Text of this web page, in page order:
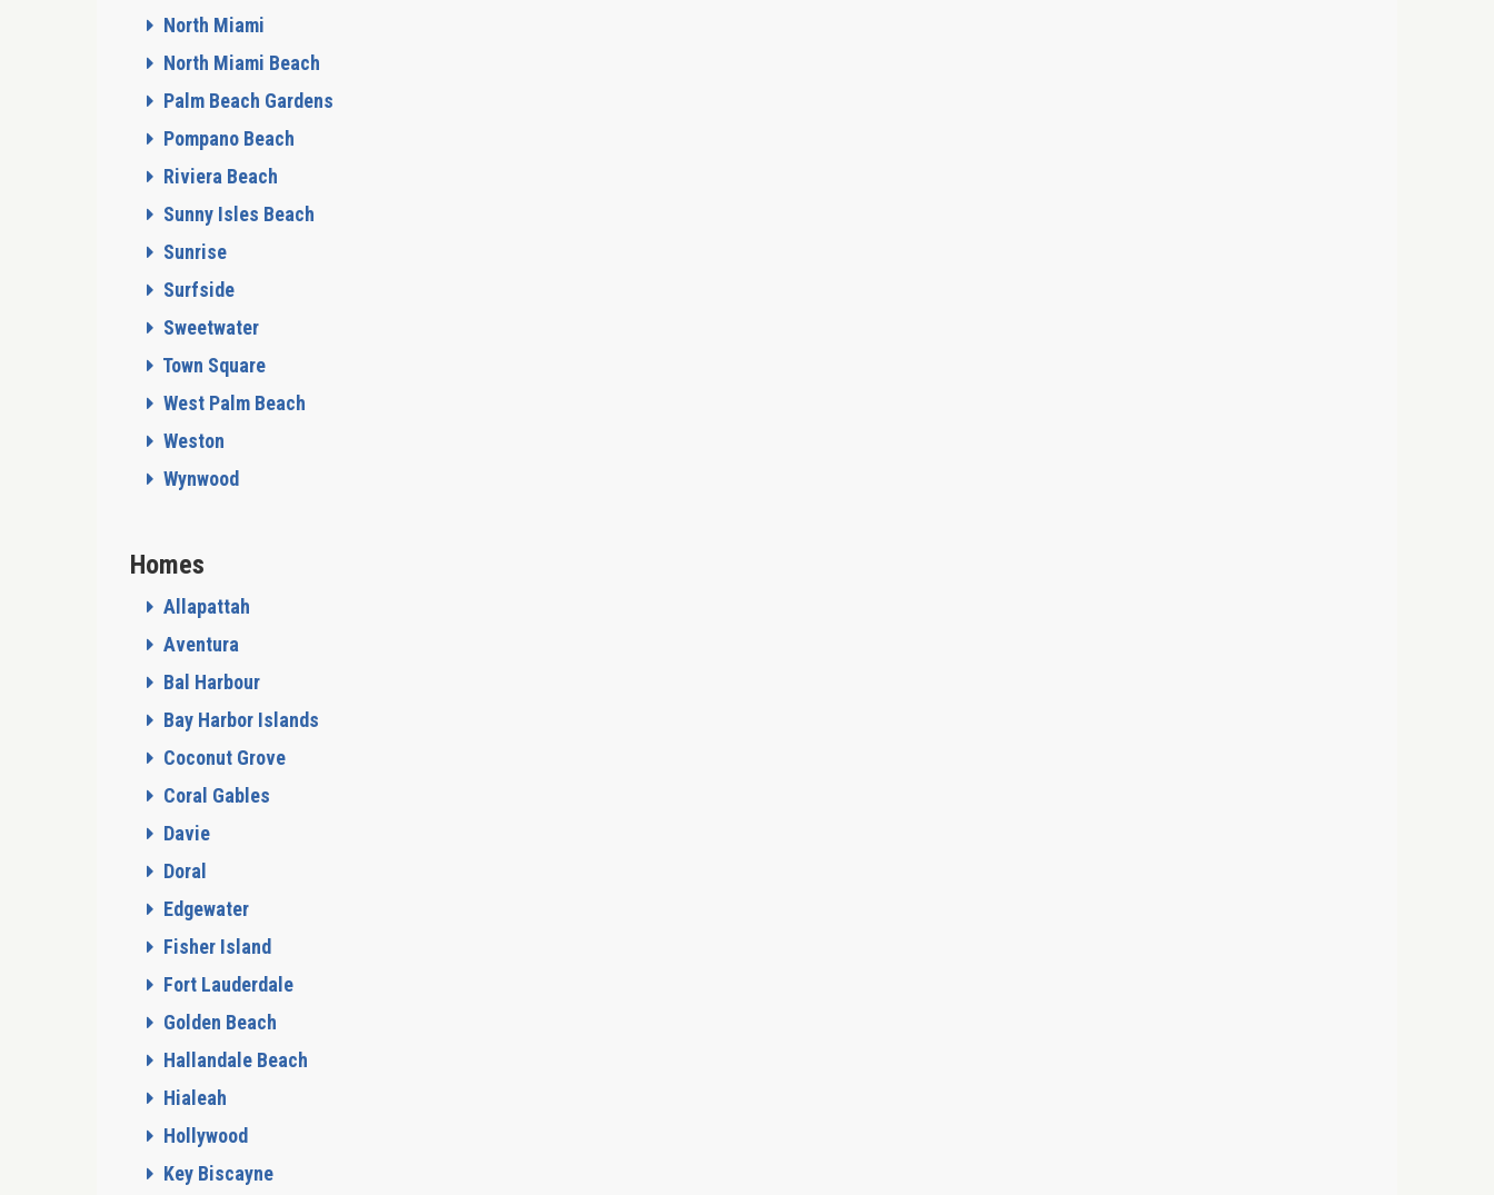
North Miami
North Miami Beach
Palm Beach Gardens
Pompano Beach
Riviera Beach
Sunny Isles Beach
Sunrise
Surfside
Sweetwater
Town Square
West Palm Beach
Weston
Wynwood
Homes
Allapattah
Aventura
Bal Harbour
Bay Harbor Islands
Coconut Grove
Coral Gables
Davie
Doral
Edgewater
Fisher Island
Fort Lauderdale
Golden Beach
Hallandale Beach
Hialeah
Hollywood
Key Biscayne